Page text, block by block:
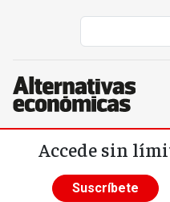
Pasar al contenido principal
Accede sin
Suscríbete